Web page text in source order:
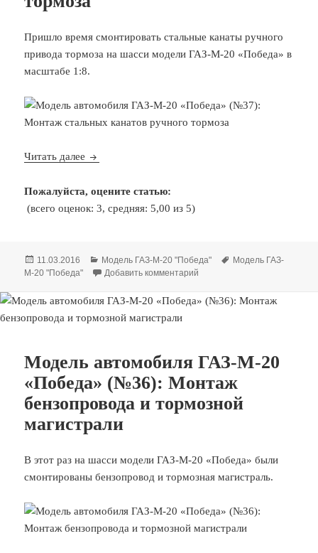
Пришло время смонтировать стальные канаты ручного
привода тормоза на шасси модели ГАЗ-М-20 «Победа» в
масштабе 1:8.
Читать далее Модель автомобиля ГАЗ-М-20 «Победа» (№37):
Пожалуйста, оцените статью:
(всего оценок: 3, средняя: 5,00 из 5)
Опубликовано
11.03.2016 Рубрики
Модель ГАЗ-М-20 "Победа" Метки
Модель ГАЗ-
М-20 "Победа"
Добавить комментарий
Модель автомобиля ГАЗ-М-20
«Победа» (№36): Монтаж
бензопровода и тормозной
магистрали
В этот раз на шасси модели ГАЗ-М-20 «Победа» были
смонтированы бензопровод и тормозная магистраль.